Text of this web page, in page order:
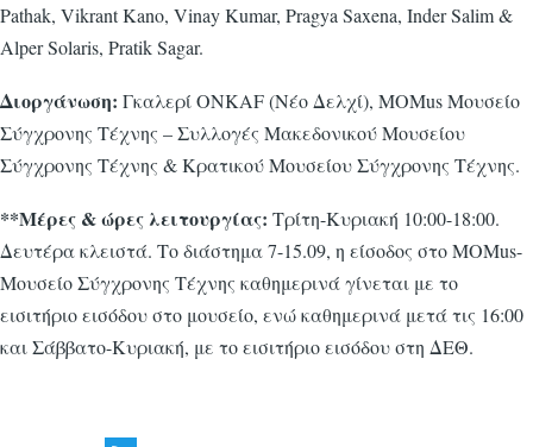
Pathak, Vikrant Kano, Vinay Kumar, Pragya Saxena, Inder Salim &
Alper Solaris, Pratik Sagar.
Διοργάνωση: Γκαλερί ONKAF (Νέο Δελχί), MOMus Μουσείο
Σύγχρονης Τέχνης – Συλλογές Μακεδονικού Μουσείου
Σύγχρονης Τέχνης & Κρατικού Μουσείου Σύγχρονης Τέχνης.
**Μέρες & ώρες λειτουργίας: Τρίτη-Κυριακή 10:00-18:00.
Δευτέρα κλειστά. Το διάστημα 7-15.09, η είσοδος στο MOMus-
Μουσείο Σύγχρονης Τέχνης καθημερινά γίνεται με το
εισιτήριο εισόδου στο μουσείο, ενώ καθημερινά μετά τις 16:00
και Σάββατο-Κυριακή, με το εισιτήριο εισόδου στη ΔΕΘ.